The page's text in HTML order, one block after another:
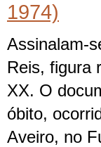
1974)
Assinalam-
Reis, figura
XX. O
óbito,
Aveiro, no